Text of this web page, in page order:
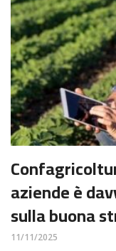
aziende è
sulla buona
11/11/2025